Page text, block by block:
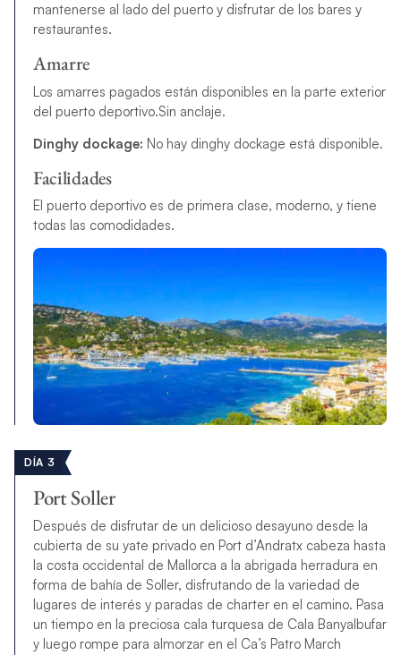
mantenerse al lado del puerto y disfrutar de los bares y
restaurantes.
Amarre
Los amarres pagados están disponibles en la parte exterior
del puerto deportivo.Sin anclaje.
Dinghy dockage: No hay dinghy dockage está disponible.
Facilidades
El puerto deportivo es de primera clase, moderno, y tiene
todas las comodidades.
DÍA 3
Port Soller
Después de disfrutar de un delicioso desayuno desde la
cubierta de su yate privado en Port d’Andratx cabeza hasta
la costa occidental de Mallorca a la abrigada herradura en
forma de bahía de Soller, disfrutando de la variedad de
lugares de interés y paradas de charter en el camino. Pasa
un tiempo en la preciosa cala turquesa de Cala Banyalbufar
y luego rompe para almorzar en el Ca’s Patro March